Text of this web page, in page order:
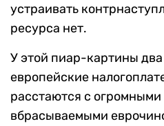
устраивать
ресурса нет.
У этой пиар-картины
европейские
расстаются с
вбрасываемыми